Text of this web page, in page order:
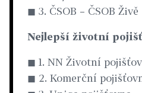
◼ 3. ČSOB – ČSOB Živě
Nejlepší životní
◼ 1. NN Životní
◼ 2. Komerční